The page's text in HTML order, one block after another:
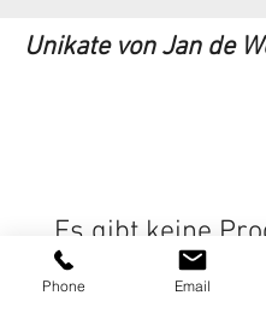
Unikate von Jan de
Es gibt keine
zum Anzeigen.
Phone Email